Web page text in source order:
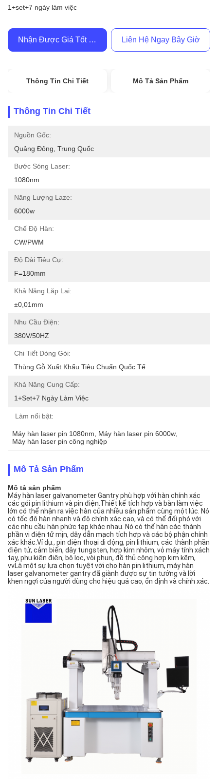
1+set+7 ngày làm việc
Nhận Được Giá Tốt Nhất Liên Hệ Ngay Bây Giờ
Thông Tin Chi Tiết Mô Tả Sản Phẩm
Thông Tin Chi Tiết
Nguồn Gốc:
Quảng Đông, Trung Quốc
Bước Sóng Laser:
1080nm
Năng Lượng Laze:
6000w
Chế Độ Hàn:
CW/PWM
Độ Dài Tiêu Cự:
F=180mm
Khả Năng Lặp Lại:
±0,01mm
Nhu Cầu Điện:
380V/50HZ
Chi Tiết Đóng Gói:
Thùng Gỗ Xuất Khẩu Tiêu Chuẩn Quốc Tế
Khả Năng Cung Cấp:
1+set+7 Ngày Làm Việc
Làm nổi bật:
Máy hàn laser pin 1080nm Máy hàn laser pin 6000w
Máy hàn laser pin công nghiệp
Mô Tả Sản Phẩm
Mô tả sản phẩm
Máy hàn laser galvanometer Gantry phù hợp với hàn chính xác
các gói pin lithium và pin điện.Thiết kế tích hợp và bàn làm việc
lớn có thể nhận ra việc hàn của nhiều sản phẩm cùng một lúc. Nó
có tốc độ hàn nhanh và độ chính xác cao, và có thể đối phó với
các nhu cầu hàn phức tạp khác nhau. Nó có thể hàn các thành
phần vi điện tử mịn, dây dẫn mạch tích hợp và các bộ phận chính
xác khác.Ví dụ:, pin điện thoại di động, pin lithium, các thành phần
điện tử, cảm biến, dây tungsten, hợp kim nhôm, vỏ máy tính xách
tay, phụ kiện điện, bộ lọc, vòi phun, đồ thủ công hợp kim kẽm,
vvLà một sự lựa chọn tuyệt vời cho hàn pin lithium, máy hàn
laser galvanometer gantry đã giành được sự tin tưởng và lời
khen ngợi của người dùng cho hiệu quả cao, ổn định và chính xác.